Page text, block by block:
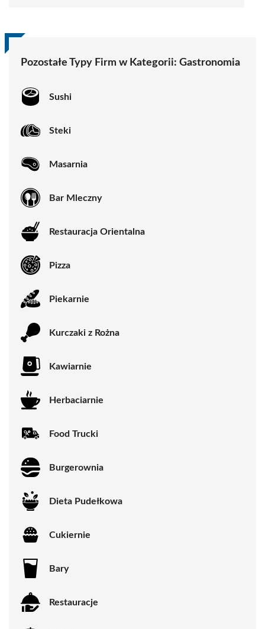
Pozostałe Typy Firm w Kategorii: Gastronomia
Sushi
Steki
Masarnia
Bar Mleczny
Restauracja Orientalna
Pizza
Piekarnie
Kurczaki z Rożna
Kawiarnie
Herbaciarnie
Food Trucki
Burgerownia
Dieta Pudełkowa
Cukiernie
Bary
Restauracje